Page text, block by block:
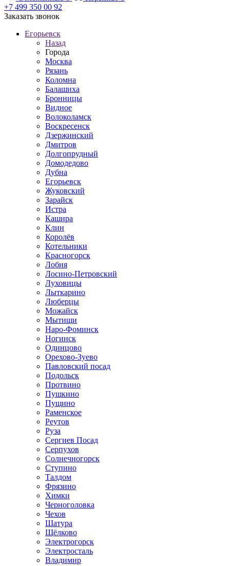
+7 499 350 00 92
Заказать звонок
Егорьевск
Назад
Города
Москва
Рязань
Коломна
Балашиха
Бронницы
Видное
Волоколамск
Воскресенск
Дзержинский
Дмитров
Долгопрудный
Домодедово
Дубна
Егорьевск
Жуковский
Зарайск
Истра
Кашира
Клин
Королёв
Котельники
Красногорск
Лобня
Лосино-Петровский
Луховицы
Лыткарино
Люберцы
Можайск
Мытищи
Наро-Фоминск
Ногинск
Одинцово
Орехово-Зуево
Павловский посад
Подольск
Протвино
Пушкино
Пущино
Раменское
Реутов
Руза
Сергиев Посад
Серпухов
Солнечногорск
Ступино
Талдом
Фрязино
Химки
Черноголовка
Чехов
Шатура
Щёлково
Электрогорск
Электросталь
Владимир